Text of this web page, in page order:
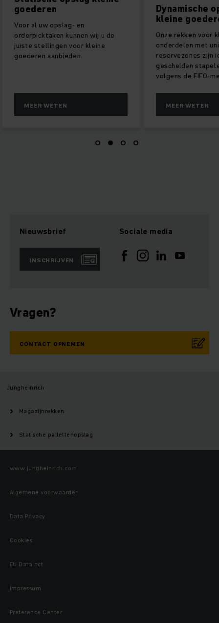
goederen
Voor al uw opslag- en
orderpicktaken kunnen wij u de
juiste stellingen voor kleine
goederen aanbieden.
MEER WETEN
Dynamische
kleine
Onze rekken voor
onderdelen met
reservezones zijn
gescheiden
volgens de FIFO-
MEER WETEN
Nieuwsbrief
INSCHRIJVEN
Sociale media
Vragen?
CONTACT OPNEMEN
Jungheinrich
Magazijnrekken
Statische pallettenopslag
www.jungheinrich.com
Algemene voorwaarden
Data Privacy
Cookies
EU Data act
Impressum
Preference Center